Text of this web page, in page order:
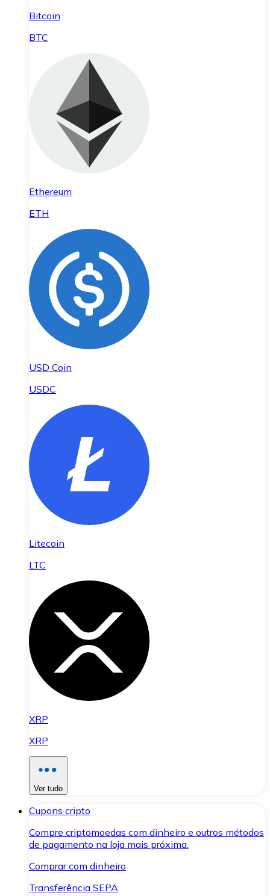
Bitcoin
BTC
Ethereum
ETH
USD Coin
USDC
Litecoin
LTC
XRP
XRP
Ver tudo
Cupons cripto
Compre criptomoedas com dinheiro e outros métodos
de pagamento na loja mais próxima.
Comprar com dinheiro
Transferência SEPA